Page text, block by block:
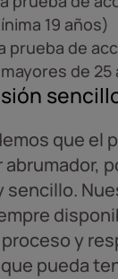
19 años)
prueba de
de 25
que el
sencillo.
y
pueda